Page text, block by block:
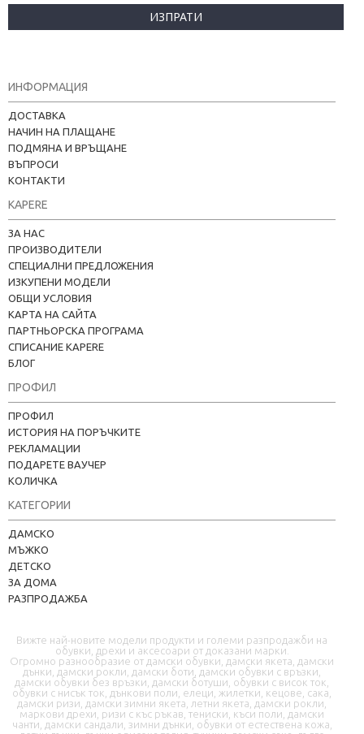
ИЗПРАТИ
ИНФОРМАЦИЯ
ДОСТАВКА
НАЧИН НА ПЛАЩАНЕ
ПОДМЯНА И ВРЪЩАНЕ
ВЪПРОСИ
КОНТАКТИ
KAPERE
ЗА НАС
ПРОИЗВОДИТЕЛИ
СПЕЦИАЛНИ ПРЕДЛОЖЕНИЯ
ИЗКУПЕНИ МОДЕЛИ
ОБЩИ УСЛОВИЯ
КАРТА НА САЙТА
ПАРТНЬОРСКА ПРОГРАМА
СПИСАНИЕ KAPERE
БЛОГ
ПРОФИЛ
ПРОФИЛ
ИСТОРИЯ НА ПОРЪЧКИТЕ
РЕКЛАМАЦИИ
ПОДАРЕТЕ ВАУЧЕР
КОЛИЧКА
КАТЕГОРИИ
ДАМСКО
МЪЖКО
ДЕТСКО
ЗА ДОМА
РАЗПРОДАЖБА
Вижте най-новите модели продукти и големи разпродажби на
обувки, дрехи и аксесоари от доказани марки.
Огромно разнообразие от дамски обувки, дамски якета, дамски
дънки, дамски рокли, дамски боти, дамски обувки с връзки,
дамски обувки без връзки, дамски ботуши, обувки с висок ток,
обувки с нисък ток, дънкови поли, елеци, жилетки, кецове, сака,
дамски ризи, дамски зимни якета, летни якета, дамски рокли,
маркови дрехи, ризи с къс ръкав, тениски, къси поли, дамски
чанти, дамски сандали, зимни дънки, обувки от естествена кожа,
Kapere.com
📦 Информация за доставка
🔄 Подмяна и връщания